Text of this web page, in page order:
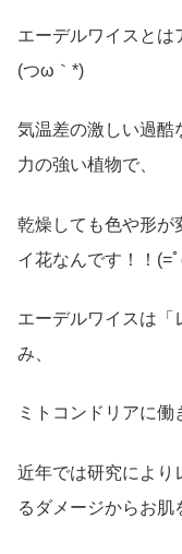
エーデルワイスとは
(つω｀*)
気温差の激しい過酷
力の強い植物で、
乾燥しても色や形が
イ花なんです！！(=
エーデルワイスは「
み、
ミトコンドリアに働
近年では研究により
るダメージからお肌